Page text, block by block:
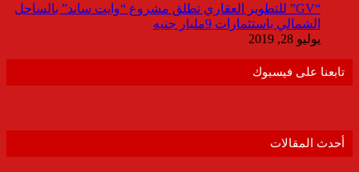
“GV” للتطوير العقاري تطلق مشروع “وايت ساند” بالساحل
الشمالي باستثمارات 9مليار جنيه
يوليو 28, 2019
تابعنا على فيسبوك
أحدث المقالات